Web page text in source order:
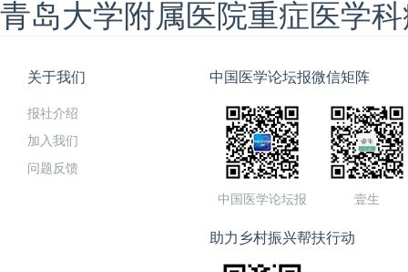
青岛大学附属医院重症医学
关于我们
报社介绍
加入我们
问题反馈
中国医学论坛报微信矩阵
中国医学论坛报 壹生
助力乡村振兴帮扶行动